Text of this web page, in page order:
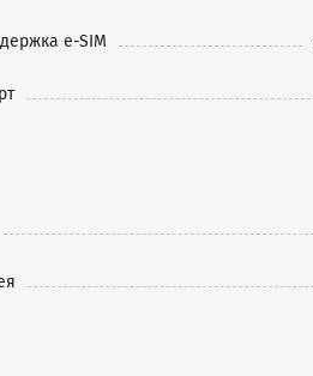
e-SIM